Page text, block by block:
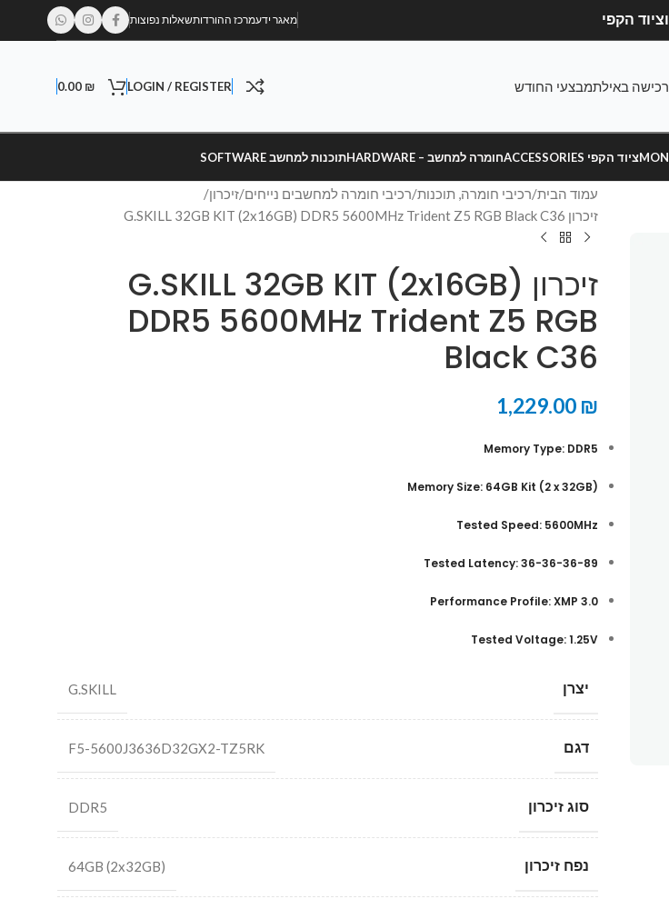
מאגר ידעמרכז ההורדותשאלות נפוצות
רכישה באילתמבצעי החודש LOGIN / REGISTER
0.00 ₪
ציוד הקפי ACCESSORIES חומרה למחשב – HARDWARE תוכנות למחשב SOFTWARE
עמוד הבית רכיבי חומרה, תוכנות רכיבי חומרה למחשבים נייחים זיכרון
זיכרון G.SKILL 32GB KIT (2x16GB) DDR5 5600MHz Trident Z5 RGB Black C36
זיכרון G.SKILL 32GB KIT (2x16GB)
DDR5 5600MHz Trident Z5 RGB
Black C36
1,229.00 ₪
Memory Type: DDR5
(Memory Size: 64GB Kit (2 x 32GB
Tested Speed: 5600MHz
Tested Latency: 36-36-36-89
Performance Profile: XMP 3.0
Tested Voltage: 1.25V
יצרן G.SKILL
דגם F5-5600J3636D32GX2-TZ5RK
סוג זיכרון DDR5
נפח זיכרון 64GB (2x32GB)